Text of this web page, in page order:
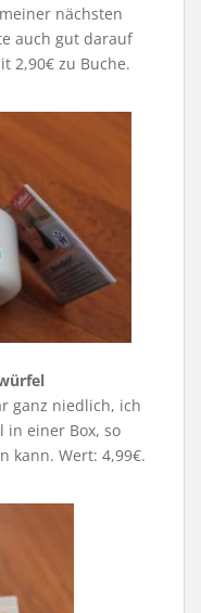
nächsten
auch gut darauf
2,90€ zu Buche.
ganz niedlich, ich
in einer Box, so
kann. Wert: 4,99€.